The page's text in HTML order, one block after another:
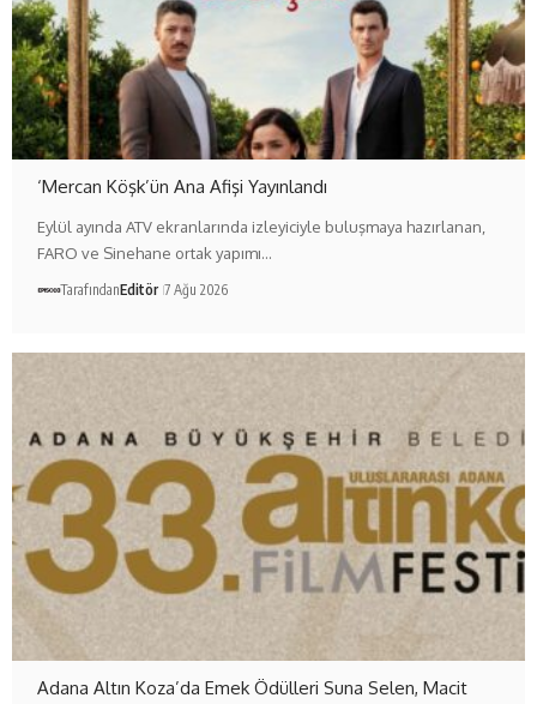
‘Mercan Köşk’ün Ana Afişi Yayınlandı
Eylül ayında ATV ekranlarında izleyiciyle buluşmaya hazırlanan,
FARO ve Sinehane ortak yapımı…
TarafındanEditör 7 Ağu 2026
Adana Altın Koza’da Emek Ödülleri Suna Selen, Macit